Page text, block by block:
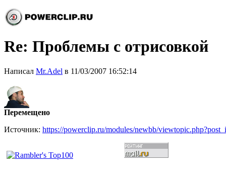
Re: Проблемы с отрисовкой
Написал Mr.Adel в 11/03/2007 16:52:14
Перемещено
Источник: https://powerclip.ru/modules/newbb/